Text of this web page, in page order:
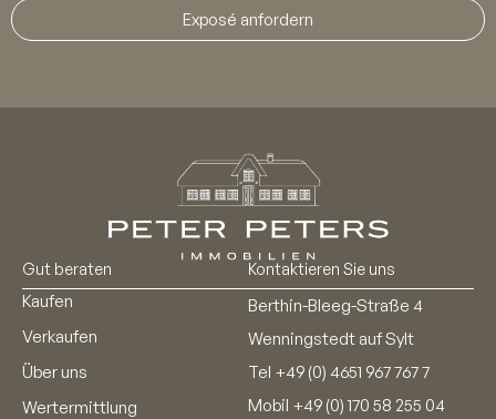
Exposé anfordern
Gut beraten
Kaufen
Verkaufen
Über uns
Wertermittlung
Kontaktieren Sie uns
Berthin-Bleeg-Straße 4
Wenningstedt auf Sylt
Tel +49 (0) 4651 967 767 7
Mobil +49 (0) 170 58 255 04